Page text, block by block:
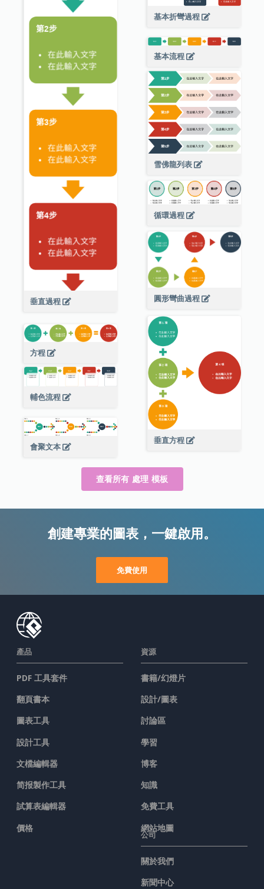
基本折彎過程
垂直過程
基本流程
雪佛龍列表
循環過程
圓形彎曲過程
垂直方程
方程
輔色流程
會聚文本
查看所有 處理 模板
創建專業的圖表，一鍵啟用。
免費使用
產品
PDF 工具套件
翻頁書本
圖表工具
設計工具
文檔編輯器
简报製作工具
試算表編輯器
價格
資源
書籍/幻燈片
設計/圖表
討論區
學習
博客
知識
免費工具
網站地圖
公司
關於我們
新聞中心